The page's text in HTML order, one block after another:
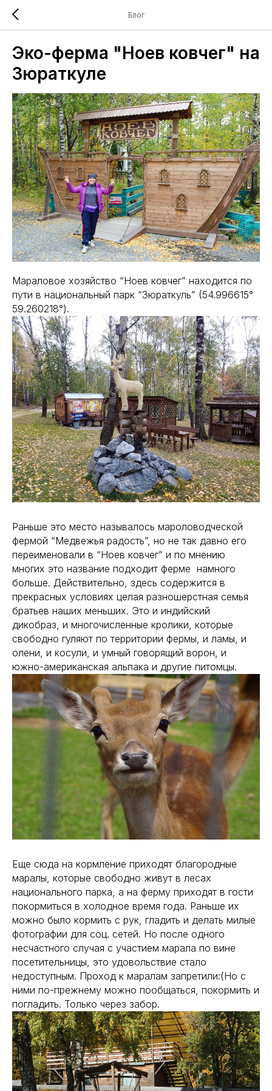
Блог
Эко-ферма "Ноев ковчег" на
Зюраткуле
Мараловое хозяйство “Ноев ковчег” находится по
пути в национальный парк “Зюраткуль” (54.996615°
59.260218°).
Раньше это место называлось мароловодческой
фермой “Медвежья радость”, но не так давно его
переименовали в “Ноев ковчег” и по мнению
многих это название подходит ферме намного
больше. Действительно, здесь содержится в
прекрасных условиях целая разношерстная семья
братьев наших меньших. Это и индийский
дикобраз, и многочисленные кролики, которые
свободно гуляют по территории фермы, и ламы, и
олени, и косули, и умный говорящий ворон, и
южно-американская альпака и другие питомцы.
Еще сюда на кормление приходят благородные
маралы, которые свободно живут в лесах
национального парка, а на ферму приходят в гости
покормиться в холодное время года. Раньше их
можно было кормить с рук, гладить и делать милые
фотографии для соц. сетей. Но после одного
несчастного случая с участием марала по вине
посетительницы, это удовольствие стало
недоступным. Проход к маралам запретили:(Но с
ними по-прежнему можно пообщаться, покормить и
погладить. Только через забор.